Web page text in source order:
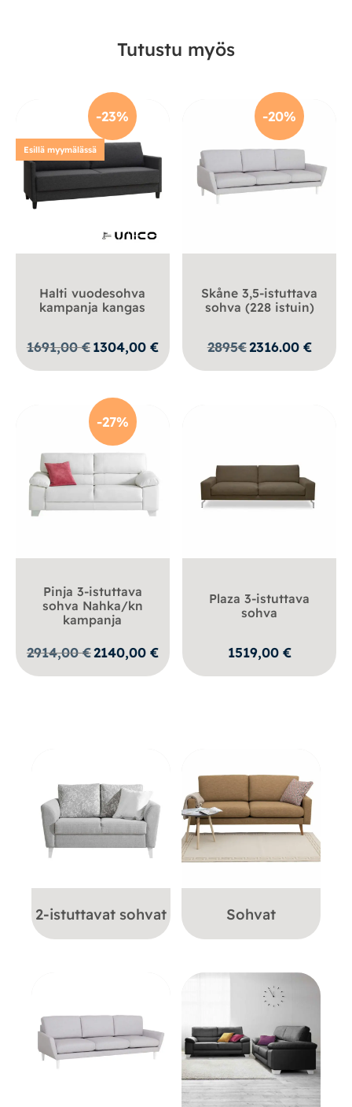
Tutustu myös
-23%
Esillä myymälässä
Halti vuodesohva
kampanja kangas
1691,00€ Alkuperäinen
oli:
1304,00 €Nykyinen
hinta
-20%
Skåne 3,5-istuttava
sohva (228 istuin)
2895€2316.00 €
-27%
Pinja 3-istuttava
sohva Nahka/kn
kampanja
2914,00€ Alkuperäinen
oli:
2140,00 €Nykyinen
hinta
Plaza 3-istuttava
sohva
1519,00 €
2-istuttavat sohvat Sohvat